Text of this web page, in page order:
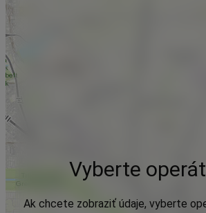
Vyberte
Ak chcete zobraziť údaje, vyberte